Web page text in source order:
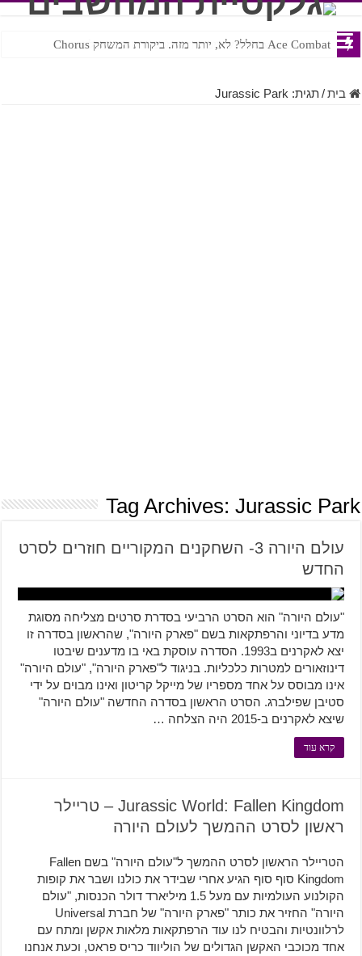
Ace Combat בחלל? לא, יותר מזה. ביקורת המשחק Chorus
Steven Universe והשירים שתורגמו בצורה נוראית לעברית
בית/תגית: Jurassic Park
Tag Archives: Jurassic Park
עולם היורה 3- השחקנים המקוריים חוזרים לסרט
החדש
"עולם היורה" הוא הסרט הרביעי בסדרת סרטים מצליחה מסוגת
מדע בדיוני והרפתקאות בשם "פארק היורה", שהראשון בסדרה זו
יצא לאקרנים ב1993. הסדרה עוסקת באי בו מדענים שיבטו
דינוזאורים למטרות כלכליות. בניגוד ל"פארק היורה", "עולם היורה"
אינו מבוסס על אחד מספריו של מייקל קריטון ואינו מבוים על ידי
סטיבן שפילברג. הסרט הראשון בסדרה החדשה "עולם היורה"
שיצא לאקרנים ב-2015 היה הצלחה …
קרא עוד
Jurassic World: Fallen Kingdom – טריילר
ראשון לסרט ההמשך לעולם היורה
הטריילר הראשון לסרט ההמשך ל"עולם היורה" בשם Fallen
Kingdom סוף סוף הגיע אחרי שבידר את כולנו ושבר את קופות
הקולנוע העולמיות עם מעל 1.5 מיליארד דולר הכנסות, "עולם
היורה" החזיר את כותר "פארק היורה" של חברת Universal
לרלוונטיות והבטיח לנו עוד הרפתקאות מלאות אקשן ומתח עם
אחד מכוכבי האקשן הגדולים של הוליווד כריס פראט, וכעת אנחנו